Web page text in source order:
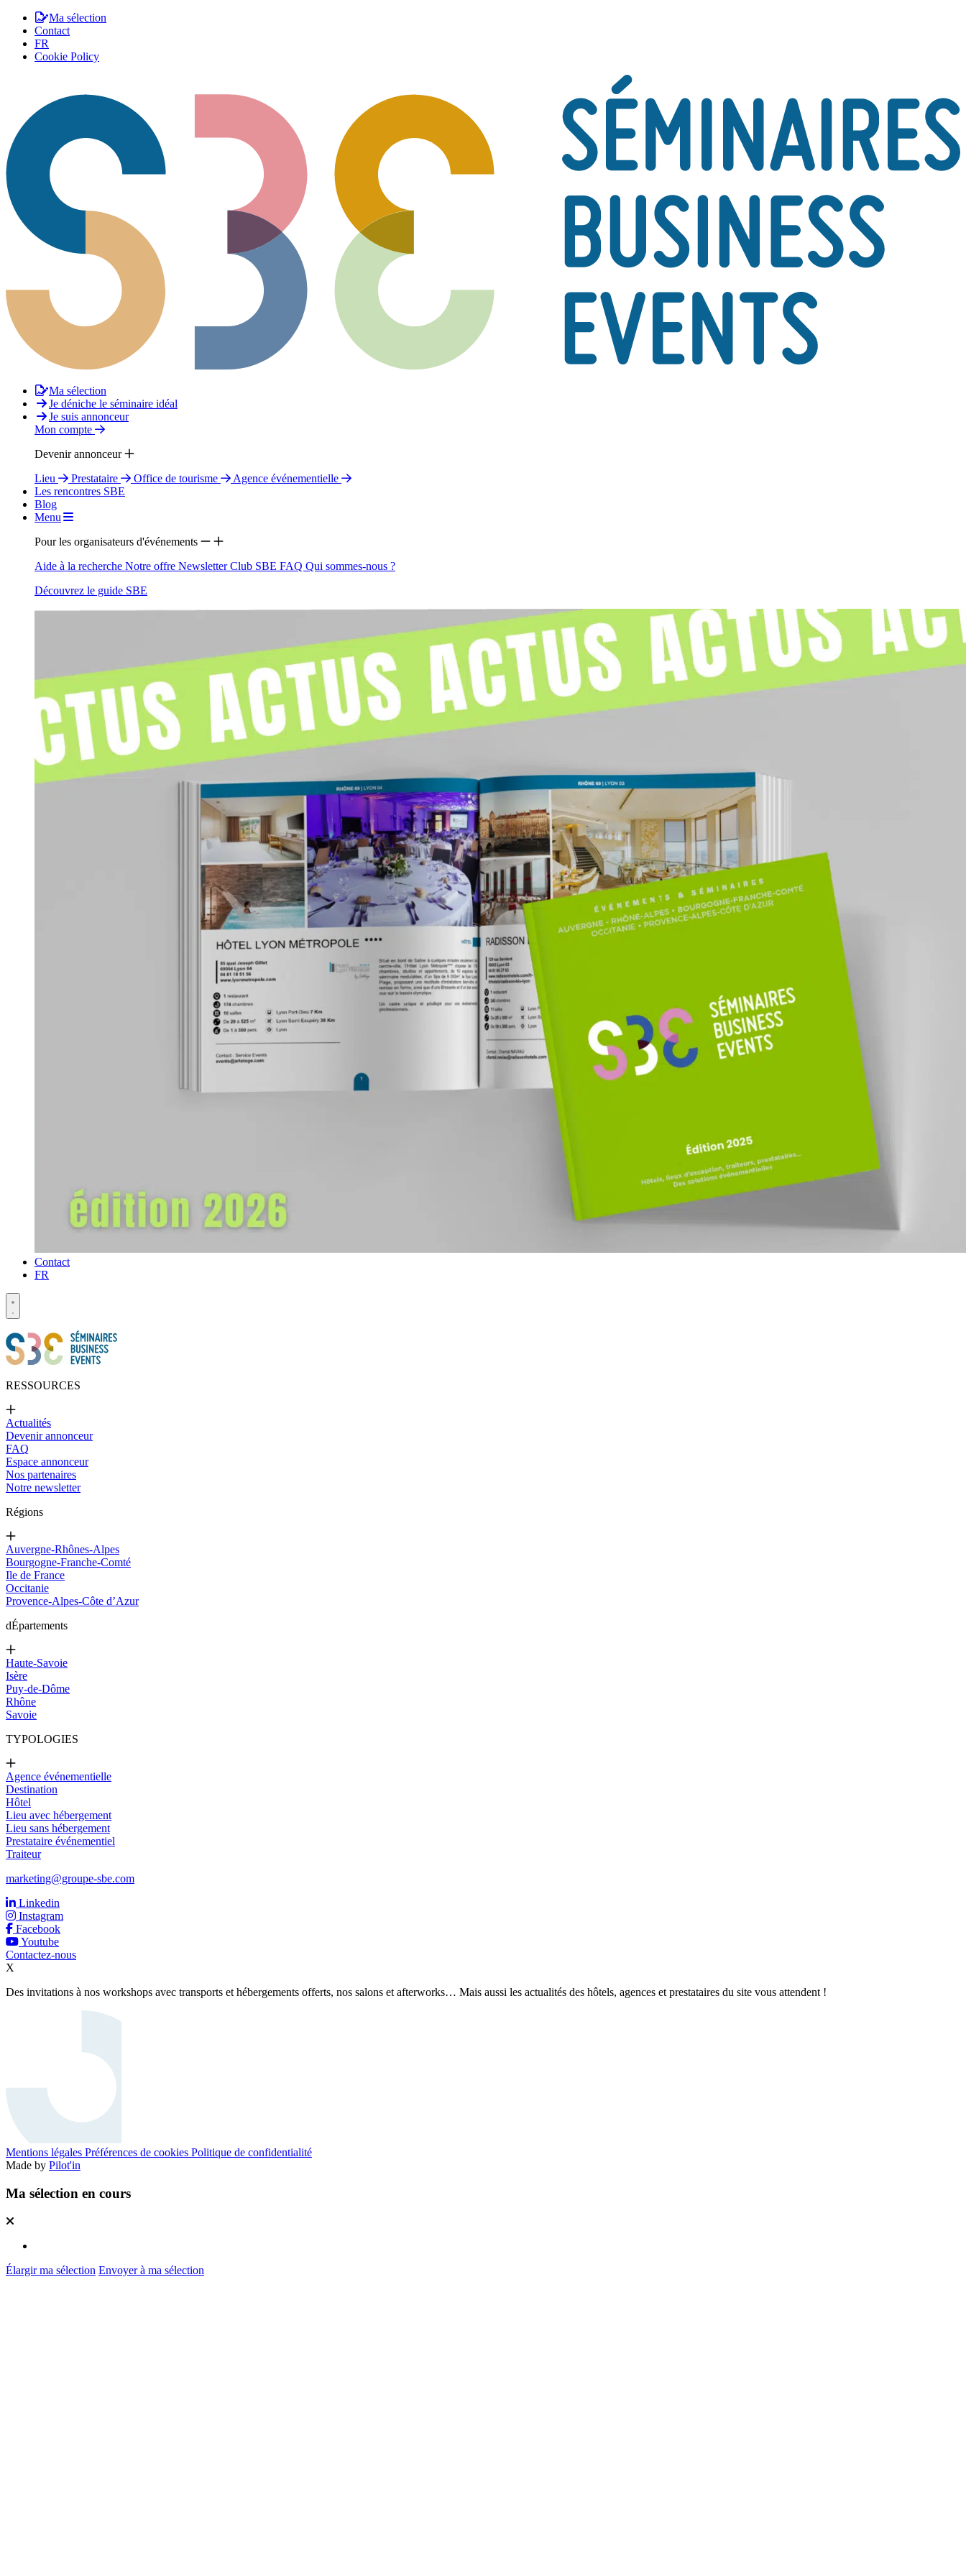
Ma sélection
Contact
FR
Cookie Policy
Ma sélection
Je déniche le séminaire idéal
Je suis annonceur
Mon compte
Devenir annonceur
Lieu
Prestataire Office de tourisme
Agence événementielle
Les rencontres SBE
Blog
Menu
Pour les organisateurs d'événements
Aide à la recherche Notre offre NewsletterClub SBE FAQ Qui sommes-nous ?
Découvrez le guide SBE
Contact
FR
RESSOURCES
Actualités
Devenir annonceur
FAQ
Espace annonceur
Nos partenaires
Notre newsletter
Régions
Auvergne-Rhônes-Alpes
Bourgogne-Franche-Comté
Ile de France
Occitanie
Provence-Alpes-Côte d’Azur
dÉpartements
Haute-Savoie
Isère
Puy-de-Dôme
Rhône
Savoie
TYPOLOGIES
Agence événementielle
Destination
Hôtel
Lieu avec hébergement
Lieu sans hébergement
Prestataire événementiel
Traiteur
marketing@groupe-sbe.com
Linkedin
Instagram
Facebook
Youtube
Contactez-nous
X
Des invitations à nos workshops avec transports et hébergements offerts, nos salons et afterworks… Mais aussi les actualités des hôtels, agences et prestataires du site vous attendent !
Mentions légales Préférences de cookies Politique de confidentialité
Made by Pilot'in
Ma sélection en cours
Élargir ma sélection Envoyer à ma sélection